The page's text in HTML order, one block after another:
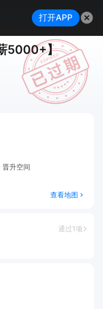
5000+】
晋升空间
查看地图
通过1项
打开APP